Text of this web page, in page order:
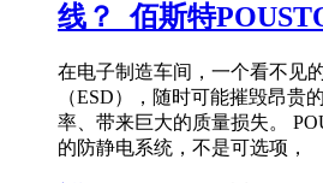
线？_佰斯特
在电子制造车间，一个看不
（ESD），随时可能摧毁昂贵
率、带来巨大的质量损失。
的防静电系统，不是可选项，